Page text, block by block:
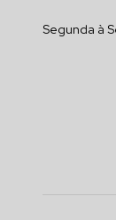
Segunda à